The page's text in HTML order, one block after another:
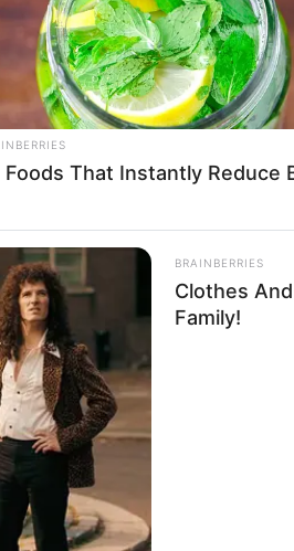
Foods That Instantly Reduce
BRAINBERRIES
Clothes
Family!